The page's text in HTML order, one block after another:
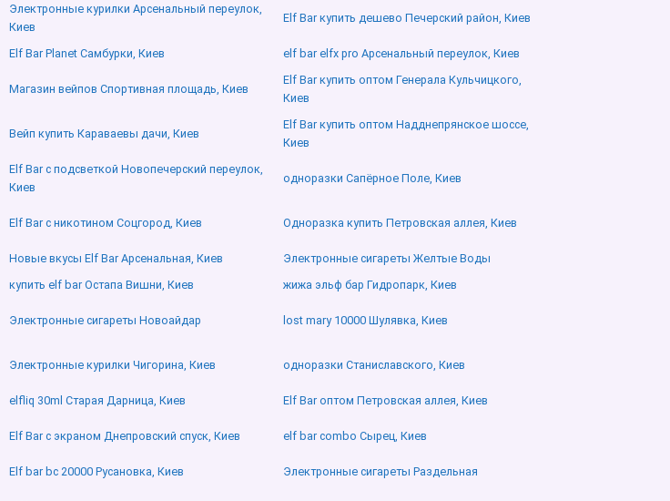
Электронные курилки Арсенальный переулок,
Киев
Elf Bar купить дешево Печерский район, Киев
Elf Bar Planet Самбурки, Киев elf bar elfx pro Арсенальный переулок, Киев
Магазин вейпов Спортивная площадь, Киев
Elf Bar купить оптом Генерала Кульчицкого,
Киев
Вейп купить Караваевы дачи, Киев
Elf Bar купить оптом Надднепрянское шоссе,
Киев
Elf Bar с подсветкой Новопечерский переулок,
Киев
одноразки Сапёрное Поле, Киев
Elf Bar с никотином Соцгород, Киев Одноразка купить Петровская аллея, Киев
Новые вкусы Elf Bar Арсенальная, Киев
Электронные сигареты Желтые Воды
купить elf bar Остапа Вишни, Киев
жижа эльф бар Гидропарк, Киев
Электронные сигареты Новоайдар lost mary 10000 Шулявка, Киев
Электронные курилки Чигорина, Киев одноразки Станиславского, Киев
elfliq 30ml Старая Дарница, Киев Elf Bar оптом Петровская аллея, Киев
Elf Bar с экраном Днепровский спуск, Киев elf bar combo Сырец, Киев
Elf bar bc 20000 Русановка, Киев Электронные сигареты Раздельная